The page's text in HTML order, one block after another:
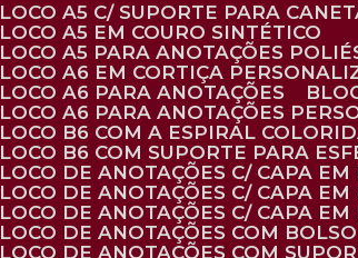
BLOCO A5 C/ SUPORTE PARA
BLOCO A5 EM COURO SINTÉTICO
BLOCO A5 PARA ANOTAÇÕES
BLOCO A6 EM CORTIÇA
BLOCO A6 PARA ANOTAÇÕES
BLOCO A6 PARA ANOTAÇÕES
BLOCO B6 COM A ESPIRAL
BLOCO B6 COM SUPORTE PARA
BLOCO DE ANOTAÇÕES C/ CAPA
BLOCO DE ANOTAÇÕES C/ CAPA
BLOCO DE ANOTAÇÕES C/ CAPA
BLOCO DE ANOTAÇÕES COM
BLOCO DE ANOTAÇÕES COM